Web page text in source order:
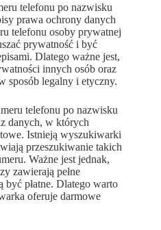
telefonu po nazwisku
prawa ochrony danych
telefonu osoby prywatnej
prywatność i być
Dlatego ważne jest,
innych osób oraz
sposób legalny i etyczny.
telefonu po nazwisku
danych, w których
Istnieją wyszukiwarki
przeszukiwanie takich
Ważne jest jednak,
zawierają pełne
być płatne. Dlatego warto
oferuje darmowe